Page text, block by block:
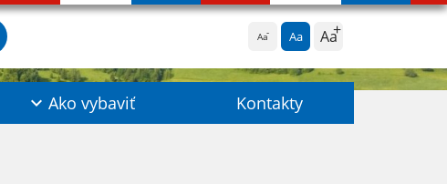
Aa Aa Aa
Ako vybaviť Kontakty